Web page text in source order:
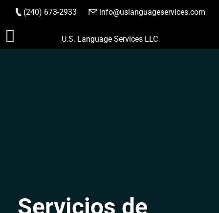
Saltar
(240) 673-2933 info@uslanguageservices.com
HACER PEDIDO
U.S. Language Services LLC
Servicios de